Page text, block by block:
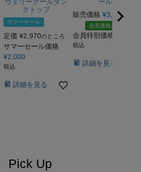
クトップ
サマーセール
定価 ¥2,970のところ
サマーセール価格
¥2,000
税込
詳細を見る
販売価格 ¥3,520
会員価格あり
会員特別価格
税込
詳細を見る
Pick Up